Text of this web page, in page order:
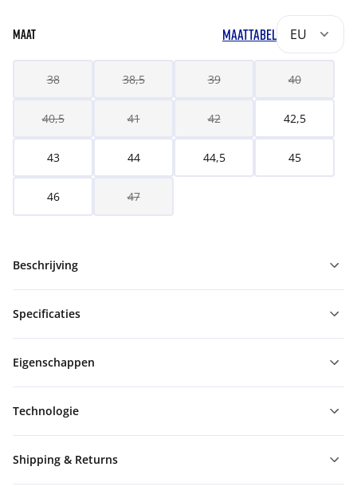
MAAT MAATTABEL EU
38 38,5 39 40
40,5 41 42 42,5
43 44 44,5 45
46 47
Beschrijving
Specificaties
Eigenschappen
Technologie
Shipping & Returns